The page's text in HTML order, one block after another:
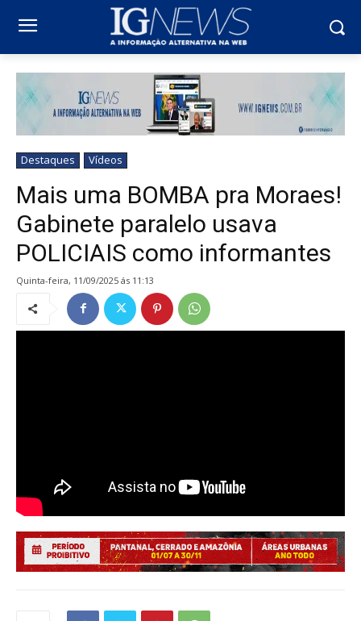
Destaques Vídeos
Mais uma BOMBA pra Moraes!
Gabinete paralelo usava
POLICIAIS como informantes
quinta-feira, 11/09/2025 ás 11:13